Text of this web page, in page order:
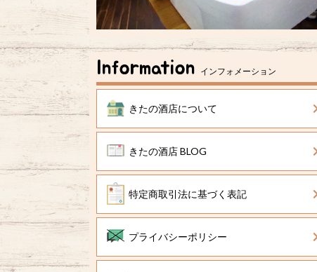
Information インフォメーション
きたの酒店について
きたの酒店 BLOG
特定商取引法に基づく表記
プライバシーポリシー